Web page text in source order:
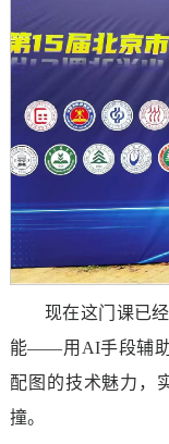
现在这门课已
能——用AI手段辅助
配图的技术魅力，
撞。